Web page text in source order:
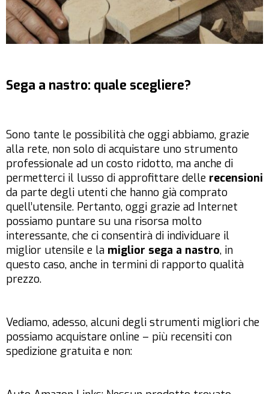
Sega a nastro: quale scegliere?
Sono tante le possibilità che oggi abbiamo, grazie
alla rete, non solo di acquistare uno strumento
professionale ad un costo ridotto, ma anche di
permetterci il lusso di approfittare delle recensioni
da parte degli utenti che hanno già comprato
quell’utensile. Pertanto, oggi grazie ad Internet
possiamo puntare su una risorsa molto
interessante, che ci consentirà di individuare il
miglior utensile e la miglior sega a nastro, in
questo caso, anche in termini di rapporto qualità
prezzo.
Vediamo, adesso, alcuni degli strumenti migliori che
possiamo acquistare online – più recensiti con
spedizione gratuita e non: